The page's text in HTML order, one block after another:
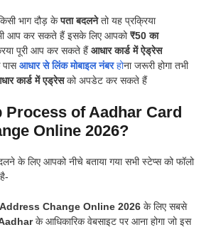
भाग दौड़ केपता बदलनेतो यह प्रक्रिया
आप कर सकते हैं इसके लिए आपको₹50 का
पूरी आप कर सकते हैंआधार कार्ड में ऐड्रेस
आधार से लिंक मोबाइल नंबरहोना जरूरी होगा तभी
कार्ड में एड्रेसको अपडेट कर सकते हैं
Process of Aadhar Card
Online 2026?
के लिए आपको नीचे बताया गया सभी स्टेप्स को फॉलो
Change Online 2026 के लिए सबसे
के आधिकारिक वेबसाइट पर आना होगा जो इस